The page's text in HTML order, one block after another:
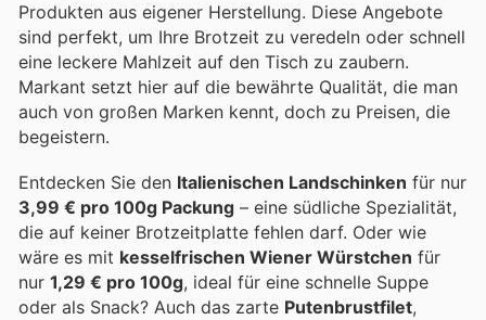
Produkten aus eigener Herstellung. Diese Angebote
sind perfekt, um Ihre Brotzeit zu veredeln oder schnell
eine leckere Mahlzeit auf den Tisch zu zaubern.
Markant setzt hier auf die bewährte Qualität, die man
auch von großen Marken kennt, doch zu Preisen, die
begeistern.
Entdecken Sie den Italienischen Landschinken für nur
3,99 € pro 100g Packung – eine südliche Spezialität,
die auf keiner Brotzeitplatte fehlen darf. Oder wie
wäre es mit kesselfrischen Wiener Würstchen für
nur 1,29 € pro 100g, ideal für eine schnelle Suppe
oder als Snack? Auch das zarte Putenbrustfilet,